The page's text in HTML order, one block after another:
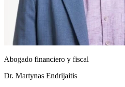
Abogado financiero y fiscal
Dr. Martynas Endrijaitis